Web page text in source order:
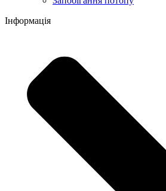
Інформація